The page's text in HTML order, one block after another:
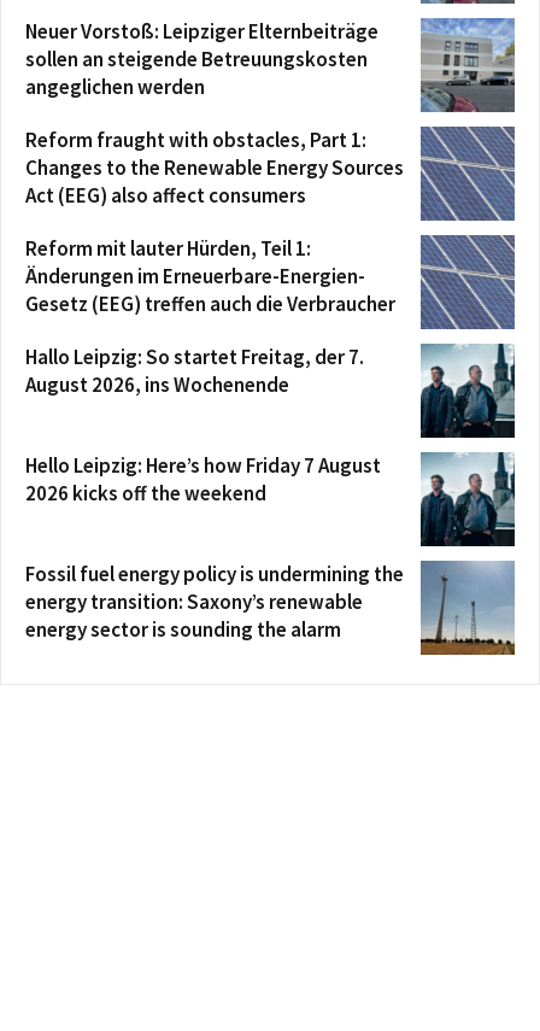
Neuer Vorstoß: Leipziger Elternbeiträge
sollen an steigende Betreuungskosten
angeglichen werden
Reform fraught with obstacles, Part 1:
Changes to the Renewable Energy Sources
Act (EEG) also affect consumers
Reform mit lauter Hürden, Teil 1:
Änderungen im Erneuerbare-Energien-
Gesetz (EEG) treffen auch die Verbraucher
Hallo Leipzig: So startet Freitag, der 7.
August 2026, ins Wochenende
Hello Leipzig: Here’s how Friday 7 August
2026 kicks off the weekend
Fossil fuel energy policy is undermining the
energy transition: Saxony’s renewable
energy sector is sounding the alarm